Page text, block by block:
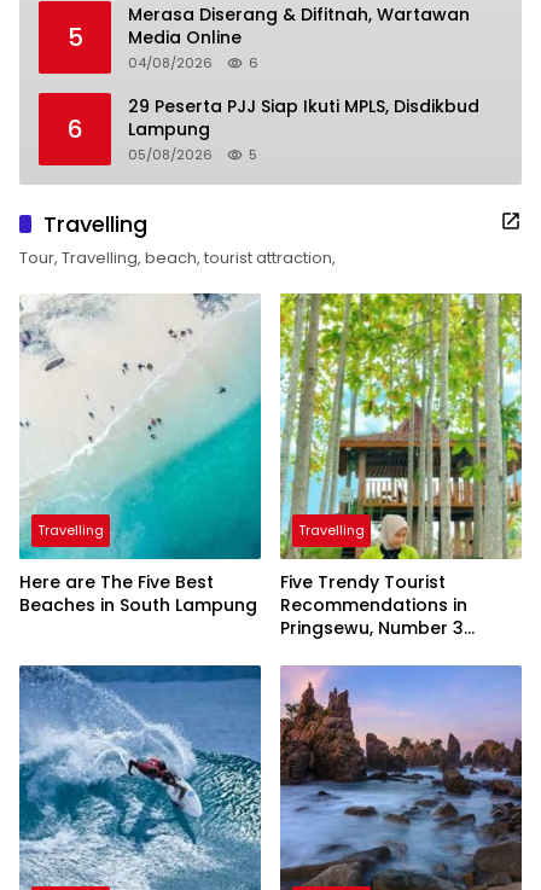
5
Merasa Diserang & Difitnah, Wartawan
Media Online
04/08/2026 6
6
29 Peserta PJJ Siap Ikuti MPLS, Disdikbud
Lampung
05/08/2026 5
Travelling
Tour, Travelling, beach, tourist attraction,
Travelling
Here are The Five Best
Beaches in South Lampung
Travelling
Five Trendy Tourist
Recommendations in
Pringsewu, Number 3
President